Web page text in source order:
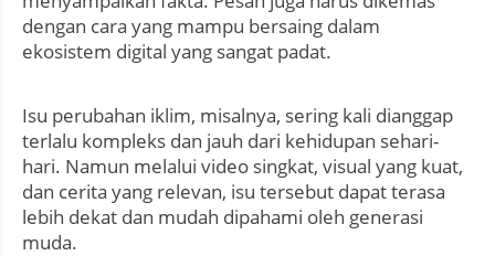
dengan cara yang mampu bersaing dalam
ekosistem digital yang sangat padat.
Isu perubahan iklim, misalnya, sering kali dianggap
terlalu kompleks dan jauh dari kehidupan sehari-
hari. Namun melalui video singkat, visual yang kuat,
dan cerita yang relevan, isu tersebut dapat terasa
lebih dekat dan mudah dipahami oleh generasi
muda.